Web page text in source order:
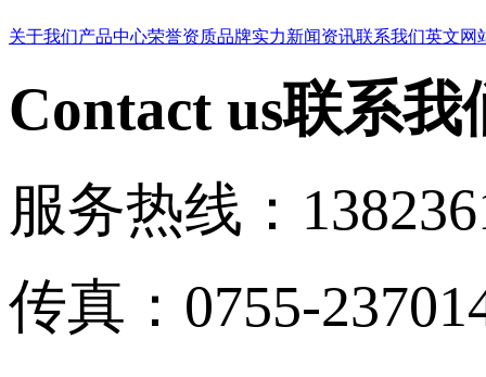
关于我们产品中心荣誉资质品牌实力新闻资讯联系我们英文网
Contact us联系我
服务热线：
传真：0755-